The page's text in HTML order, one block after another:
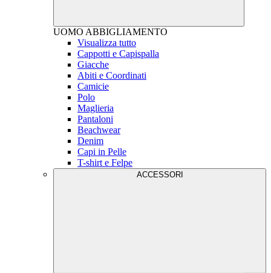
UOMO ABBIGLIAMENTO
Visualizza tutto
Cappotti e Capispalla
Giacche
Abiti e Coordinati
Camicie
Polo
Maglieria
Pantaloni
Beachwear
Denim
Capi in Pelle
T-shirt e Felpe
ACCESSORI